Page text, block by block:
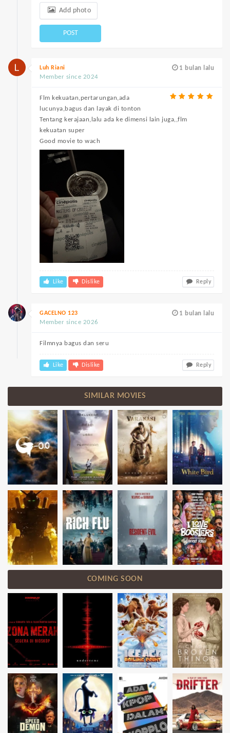
Add photo
POST
1 bulan lalu
Luh Riani
Member since 2024
Flm kekuatan,pertarungan,ada
lucunya,bagus dan layak di tonton
Tentang kerajaan,lalu ada ke dimensi lain juga,,flm
kekuatan super
Good movie to wach
Like Dislike Reply
1 bulan lalu
GACELNO 123
Member since 2026
Filmnya bagus dan seru
Like Dislike Reply
SIMILAR MOVIES
COMING SOON